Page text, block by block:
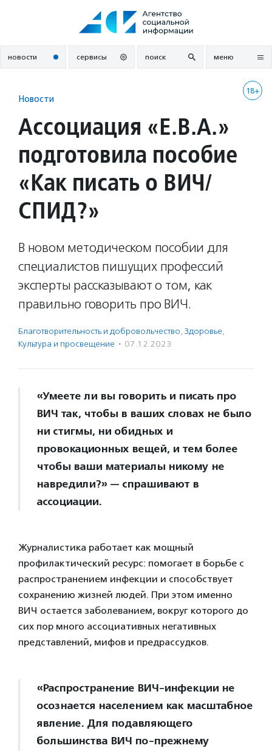
новости сервисы поиск меню
18+
Новости
Ассоциация «Е.В.А.»
подготовила пособие
«Как писать о ВИЧ/
СПИД?»
В новом методическом пособии для
специалистов пишущих профессий
эксперты рассказывают о том, как
правильно говорить про ВИЧ.
Благотвори­тель­ность и доброволь­чест­во, Здоровье,
Культура и просвещение · 07.12.2023
«Умеете ли вы говорить и писать про
ВИЧ так, чтобы в ваших словах не было
ни стигмы, ни обидных и
провокационных вещей, и тем более
чтобы ваши материалы никому не
навредили?» — спрашивают в
ассоциации.
Журналистика работает как мощный
профилактический ресурс: помогает в борьбе с
распространением инфекции и способствует
сохранению жизней людей. При этом именно
ВИЧ остается заболеванием, вокруг которого до
сих пор много ассоциативных негативных
представлений, мифов и предрассудков.
«Распространение ВИЧ-инфекции не
осознается населением как масштабное
явление. Для подавляющего
большинства ВИЧ по-прежнему